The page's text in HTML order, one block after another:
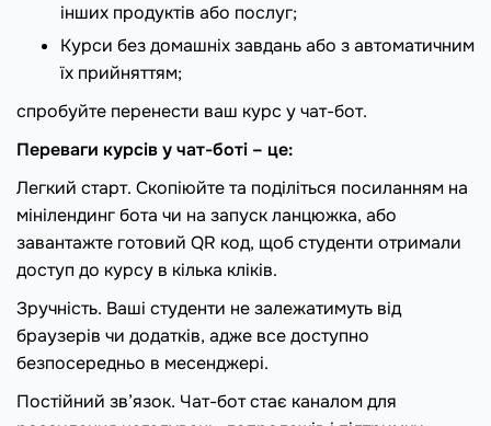
інших продуктів або послуг;
Курси без домашніх завдань або з автоматичним
їх прийняттям;
спробуйте перенести ваш курс у чат-бот.
Переваги курсів у чат-боті – це:
Легкий старт. Скопіюйте та поділіться посиланням на
мінілендинг бота чи на запуск ланцюжка, або
завантажте готовий QR код, щоб студенти отримали
доступ до курсу в кілька кліків.
Зручність. Ваші студенти не залежатимуть від
браузерів чи додатків, адже все доступно
безпосередньо в месенджері.
Постійний зв’язок. Чат-бот стає каналом для